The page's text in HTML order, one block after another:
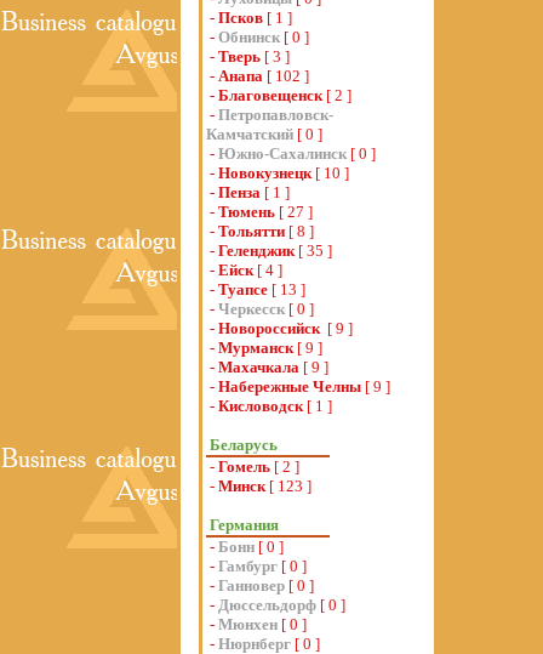
- Псков [ 1 ]
- Обнинск [ 0 ]
- Тверь [ 3 ]
- Анапа [ 102 ]
- Благовещенск[ 2 ]
- Петропавловск-
Камчатский [ 0 ]
- Южно-Сахалинск [ 0 ]
- Новокузнецк[ 10 ]
- Пенза [ 1 ]
- Тюмень [ 27 ]
- Тольятти [ 8 ]
- Геленджик[ 35 ]
- Ейск[ 4 ]
- Туапсе [ 13 ]
- Черкесск [ 0 ]
- Новороссийск [ 9 ]
- Мурманск[ 9 ]
- Махачкала [ 9 ]
- Набережные Челны [ 9 ]
- Кисловодск[ 1 ]
Беларусь
- Гомель [ 2 ]
- Минск[ 123 ]
Германия
- Бонн [ 0 ]
- Гамбург [ 0 ]
- Ганновер [ 0 ]
- Дюссельдорф [ 0 ]
- Мюнхен [ 0 ]
- Нюрнберг [ 0 ]